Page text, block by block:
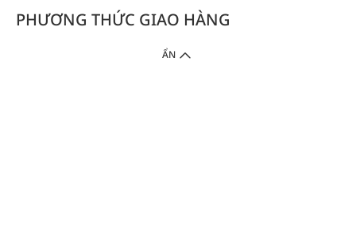
PHƯƠNG THỨC GIAO HÀNG
ẨN